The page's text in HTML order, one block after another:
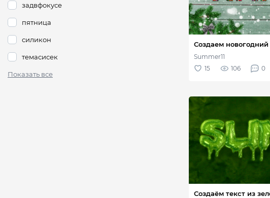
задвфокусе
пятница
силикон
темасисек
Показать все